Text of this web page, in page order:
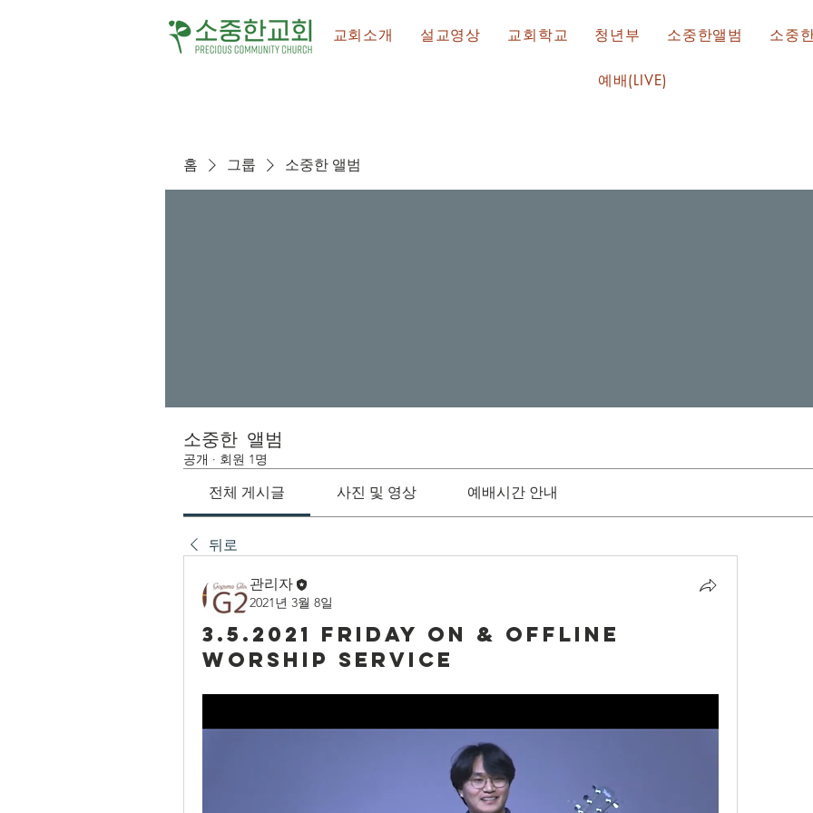
교회소개 설교영상 교회학교 청년부 소중한앨범 소중
예배(LIVE)
홈 그룹 소중한 앨범
소중한 앨범
공개 · 회원 1명
전체 게시글 사진 및 영상 예배시간 안내
뒤로
관리자
2021년 3월 8일
3.5.2021 Friday On & Offline
Worship Service